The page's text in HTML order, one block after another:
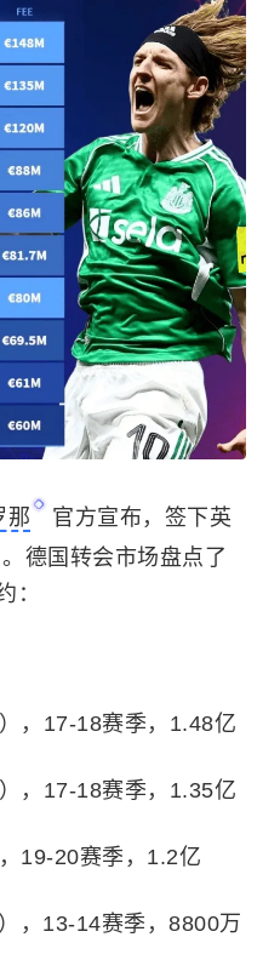
那
官方宣布，签下英
。德国转会市场盘点了
：
），17-18赛季，1.48亿
），17-18赛季，1.35亿
，19-20赛季，1.2亿
），13-14赛季，8800万